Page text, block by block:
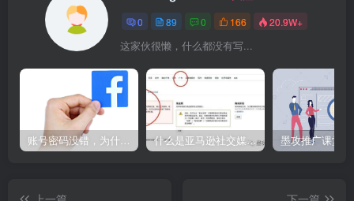
0 89 0 166 20.9W+
这家伙很懒，什么都没有写...
账号密码没错，为什么Facebook登录不了电脑端?就用这个方法解决，So easy！ 什么是亚马逊社交媒体促销活动？6年资深运营为您答疑解惑